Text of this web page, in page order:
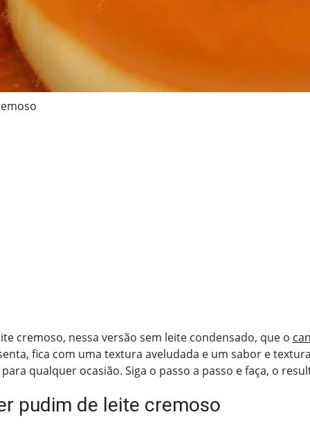
cremoso, nessa versão sem leite condensado, que o
fica com uma textura aveludada e um sabor e
qualquer ocasião. Siga o passo a passo e faça, o
pudim de leite cremoso